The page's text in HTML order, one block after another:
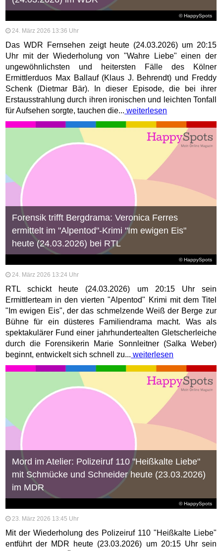
© HappySpots
24. März 2026 13:36 Uhr
Das WDR Fernsehen zeigt heute (24.03.2026) um 20:15
Uhr mit der Wiederholung von "Wahre Liebe" einen der
ungewöhnlichsten und heitersten Fälle des Kölner
Ermittlerduos Max Ballauf (Klaus J. Behrendt) und Freddy
Schenk (Dietmar Bär). In dieser Episode, die bei ihrer
Erstausstrahlung durch ihren ironischen und leichten Tonfall
für Aufsehen sorgte, tauchen die... weiterlesen
© HappySpots
Forensik trifft Bergdrama: Veronica Ferres
ermittelt im "Alpentod"-Krimi "Im ewigen Eis"
heute (24.03.2026) bei RTL
24. März 2026 13:24 Uhr
RTL schickt heute (24.03.2026) um 20:15 Uhr sein
Ermittlerteam in den vierten "Alpentod" Krimi mit dem Titel
"Im ewigen Eis", der das schmelzende Weiß der Berge zur
Bühne für ein düsteres Familiendrama macht. Was als
spektakulärer Fund einer jahrhundertealten Gletscherleiche
durch die Forensikerin Marie Sonnleitner (Salka Weber)
beginnt, entwickelt sich schnell zu... weiterlesen
© HappySpots
Mord im Atelier: Polizeiruf 110 "Heißkalte Liebe"
mit Schmücke und Schneider heute (23.03.2026)
im MDR
23. März 2026 13:45 Uhr
Mit der Wiederholung des Polizeiruf 110 "Heißkalte Liebe"
entführt der MDR heute (23.03.2026) um 20:15 Uhr sein